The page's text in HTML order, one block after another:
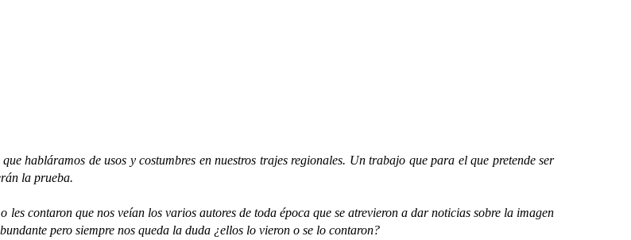
de usos y costumbres en nuestros trajes regionales. Un trabajo que para el que pretende ser
la prueba.
que nos veían los varios autores de toda época que se atrevieron a dar noticias sobre la imagen
pero siempre nos queda la duda ¿ellos lo vieron o se lo contaron?